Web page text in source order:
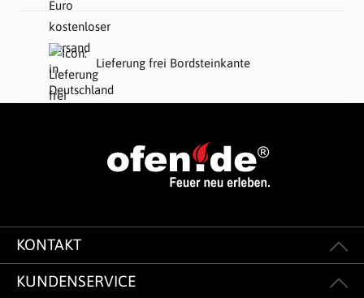
Lieferung frei Bordsteinkante
KONTAKT
KUNDENSERVICE